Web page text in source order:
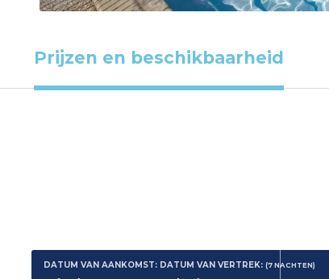
Prijzen en beschikbaarheid
DATUM VAN AANKOMST: DATUM VAN VERTREK:(7NACHTEN)